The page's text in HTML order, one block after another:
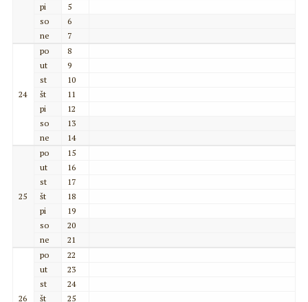
pi
5
so
6
ne
7
24
po
8
ut
9
st
10
št
11
pi
12
so
13
ne
14
25
po
15
ut
16
st
17
št
18
pi
19
so
20
ne
21
26
po
22
ut
23
st
24
št
25